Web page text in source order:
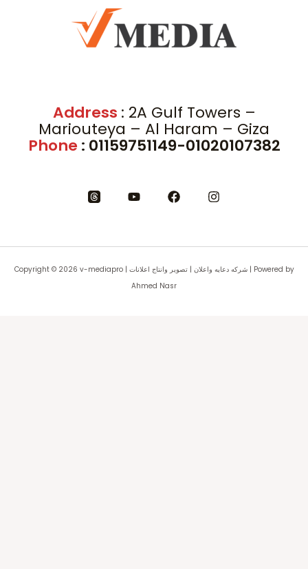
Address : 2A Gulf Towers –
Mariouteya – Al Haram – Giza
Phone : 01159751149-01020107382
Copyright © 2026 v-mediapro | شركه دعايه واعلان | تصوير وانتاج اعلانات | Powered by
Ahmed Nasr